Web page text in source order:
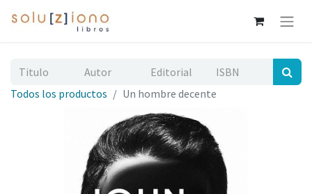
Todos los productos Un hombre decente